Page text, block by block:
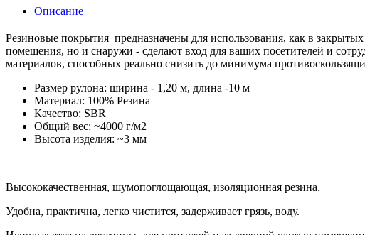
Описание
Резиновые покрытия предназначены для использования, как в
помещения, но и снаружи - сделают вход для ваших посетителей и
материалов, способных реально снизить до минимума
Размер рулона: ширина - 1,20 м, длина -10 м
Материал: 100% Резина
Качество: SBR
Общий вес: ~4000 г/м2
Высота изделия: ~3 мм
Высококачественная, шумопоглощающая, изоляционная резина.
Удобна, практична, легко чистится, задерживает грязь, воду.